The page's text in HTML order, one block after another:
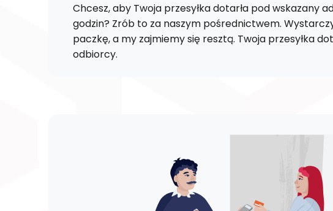
Chcesz, aby Twoja przesyłka dotarła pod wskazany
godzin? Zrób to za naszym pośrednictwem.
paczkę, a my zajmiemy się resztą. Twoja przesyłka
odbiorcy.